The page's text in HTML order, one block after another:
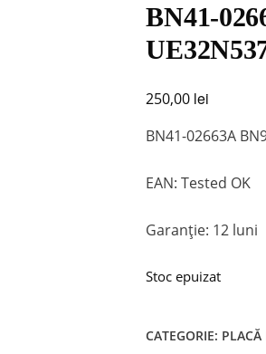
BN41-
250,00 lei
BN41-02663A
EAN: Tested OK
Garanție: 12 luni
Stoc epuizat
CATEGORIE: